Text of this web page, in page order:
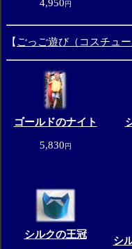
4,950円
【 ごっご遊び（コスチュー
ゴールドのナイト
5,830円
シルクの王冠
シ